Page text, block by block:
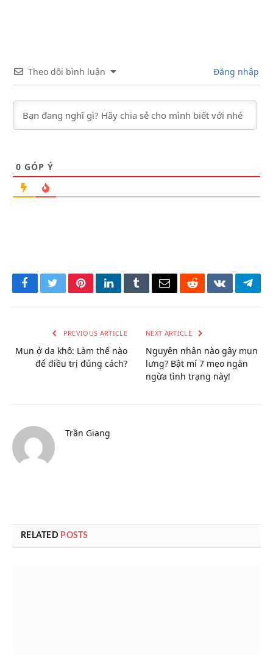
Theo dõi bình luận Đăng nhập
0 GÓP Ý
FacebookTwitterPinterestLinkedInTumblrEmailRedditVKontakte
PREVIOUS ARTICLE
Mụn ở da khô: Làm thế nào
để điều trị đúng cách?
NEXT ARTICLE
Nguyên nhân nào gây mụn
lưng? Bật mí 7 mẹo ngăn
ngừa tình trạng này!
Trần Giang
RELATED POSTS